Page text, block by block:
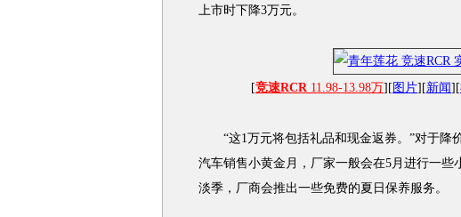
上市时下降3万元。
[竞速RCR11.98-13.98万][ 图片][新闻][
“这1万元将包括礼品和现金返券。”对于降
汽车销售小黄金月，厂家一般会在5月进行一些
淡季，厂商会推出一些免费的夏日保养服务。